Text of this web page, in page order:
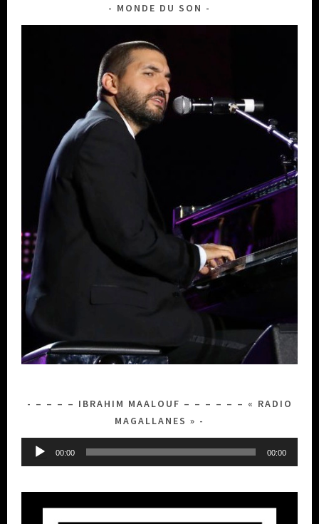
MONDE DU SON
– – – – IBRAHIM MAALOUF – – – – – – « RADIO
MAGALLANES »
Lecteur
00:00 00:00